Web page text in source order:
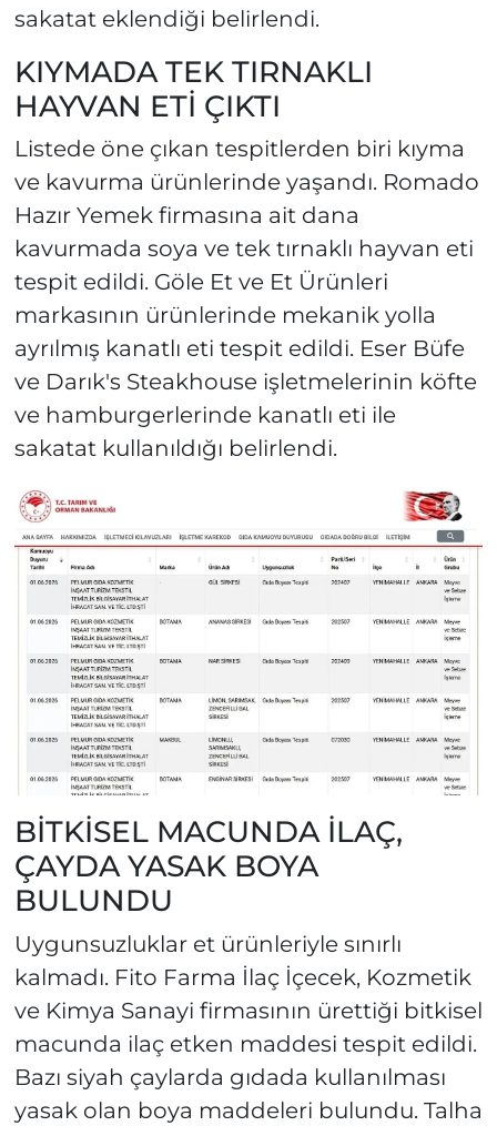
sakatat eklendiği belirlendi.
KIYMADA TEK TIRNAKLI
HAYVAN ETİ ÇIKTI
Listede öne çıkan tespitlerden biri kıyma
ve kavurma ürünlerinde yaşandı. Romado
Hazır Yemek firmasına ait dana
kavurmada soya ve tek tırnaklı hayvan eti
tespit edildi. Göle Et ve Et Ürünleri
markasının ürünlerinde mekanik yolla
ayrılmış kanatlı eti tespit edildi. Eser Büfe
ve Darık's Steakhouse işletmelerinin köfte
ve hamburgerlerinde kanatlı eti ile
sakatat kullanıldığı belirlendi.
BİTKİSEL MACUNDA İLAÇ,
ÇAYDA YASAK BOYA
BULUNDU
Uygunsuzluklar et ürünleriyle sınırlı
kalmadı. Fito Farma İlaç İçecek, Kozmetik
ve Kimya Sanayi firmasının ürettiği bitkisel
macunda ilaç etken maddesi tespit edildi.
Bazı siyah çaylarda gıdada kullanılması
yasak olan boya maddeleri bulundu. Talha